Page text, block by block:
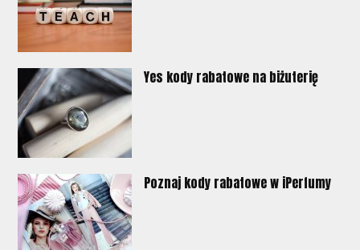
Yes kody rabatowe na biżuterię
Poznaj kody rabatowe w iPerfumy